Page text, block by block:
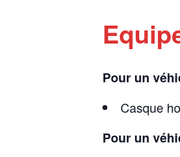
Pour un
Casque
Pour un